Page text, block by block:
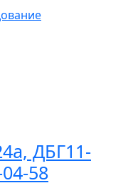
ДБГ11-
58